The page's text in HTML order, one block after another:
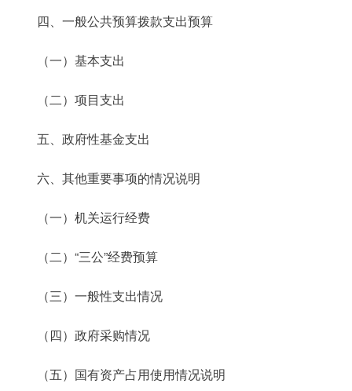
四、一般公共预算拨款支出预算
（一）基本支出
（二）项目支出
五、政府性基金支出
六、其他重要事项的情况说明
（一）机关运行经费
（二）“三公”经费预算
（三）一般性支出情况
（四）政府采购情况
（五）国有资产占用使用情况说明